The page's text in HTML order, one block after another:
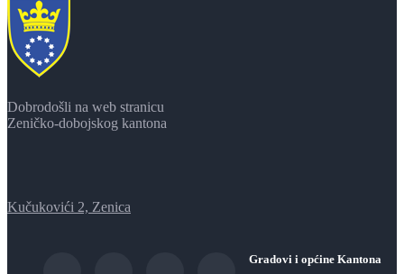
Dobrodošli na web stranicu
Zeničko-dobojskog kantona
Kučukovići 2, Zenica
Gradovi i općine Kantona